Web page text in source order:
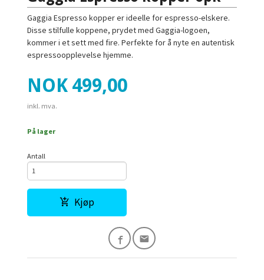
Gaggia Espresso kopper er ideelle for espresso-elskere.
Disse stilfulle koppene, prydet med Gaggia-logoen,
kommer i et sett med fire. Perfekte for å nyte en autentisk
espressoopplevelse hjemme.
Pris
NOK 499,00
inkl. mva.
På lager
Antall
Kjøp